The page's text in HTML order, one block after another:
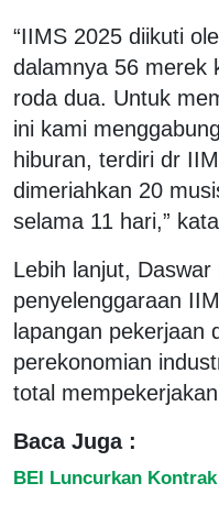
“IIMS 2025 diikuti
dalamnya 56 merek
roda dua. Untuk
ini kami
hiburan, terdiri dr
dimeriahkan 20
selama 11 hari,”
Lebih lanjut,
penyelenggaraan
lapangan pekerjaan
perekonomian
total
Baca Juga :
BEI Luncurkan